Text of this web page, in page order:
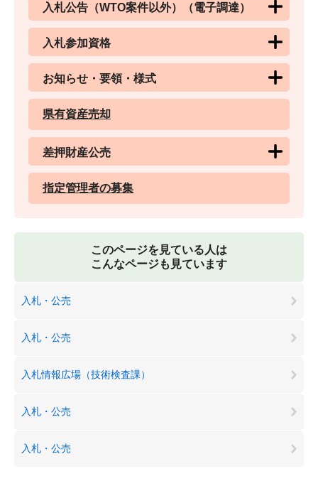
入札公告（WTO案件以外）（電子調達）
入札参加資格
お知らせ・要領・様式
県有資産売却
差押財産公売
指定管理者の募集
このページを見ている人は
こんなページも見ています
入札・公売
入札・公売
入札情報広場（技術検査課）
入札・公売
入札・公売